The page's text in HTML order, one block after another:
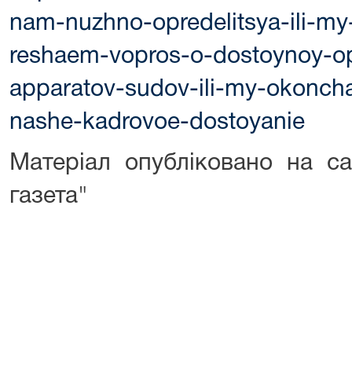
nam-nuzhno-opredelitsya-ili-
reshaem-vopros-o-dostoynoy-
apparatov-sudov-ili-my-
nashe-kadrovoe-dostoyanie
Матеріал опубліковано на
газета"